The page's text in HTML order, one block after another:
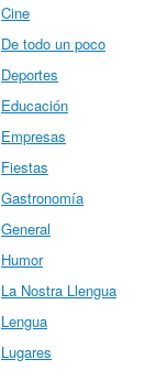
Cine
De todo un poco
Deportes
Educación
Empresas
Fiestas
Gastronomía
General
Humor
La Nostra Llengua
Lengua
Lugares